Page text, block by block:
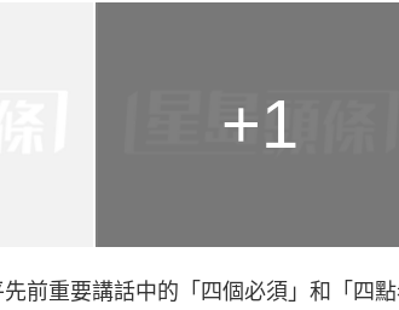
+1
前重要講話中的「四個必須」和「四